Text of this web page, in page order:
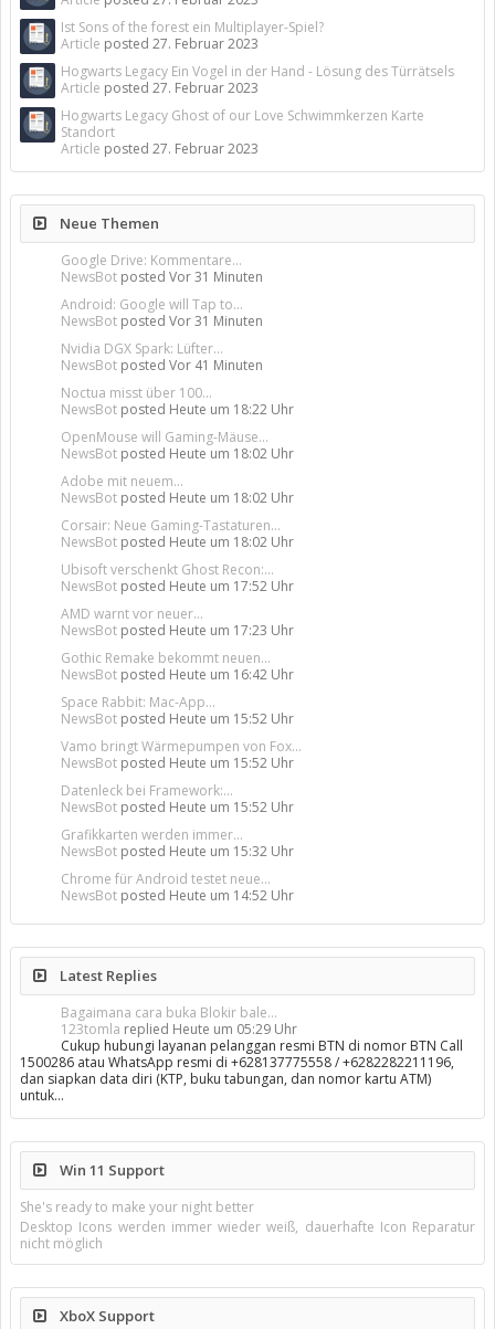
Ist Sons of the forest ein Multiplayer-Spiel?
Article posted 27. Februar 2023
Hogwarts Legacy Ein Vogel in der Hand - Lösung des Türrätsels
Article posted 27. Februar 2023
Hogwarts Legacy Ghost of our Love Schwimmkerzen Karte
Standort
Article posted 27. Februar 2023
Neue Themen
Google Drive: Kommentare...
NewsBot posted Vor 31 Minuten
Android: Google will Tap to...
NewsBot posted Vor 31 Minuten
Nvidia DGX Spark: Lüfter...
NewsBot posted Vor 41 Minuten
Noctua misst über 100...
NewsBot posted Heute um 18:22 Uhr
OpenMouse will Gaming-Mäuse...
NewsBot posted Heute um 18:02 Uhr
Adobe mit neuem...
NewsBot posted Heute um 18:02 Uhr
Corsair: Neue Gaming-Tastaturen...
NewsBot posted Heute um 18:02 Uhr
Ubisoft verschenkt Ghost Recon:...
NewsBot posted Heute um 17:52 Uhr
AMD warnt vor neuer...
NewsBot posted Heute um 17:23 Uhr
Gothic Remake bekommt neuen...
NewsBot posted Heute um 16:42 Uhr
Space Rabbit: Mac-App...
NewsBot posted Heute um 15:52 Uhr
Vamo bringt Wärmepumpen von Fox...
NewsBot posted Heute um 15:52 Uhr
Datenleck bei Framework:...
NewsBot posted Heute um 15:52 Uhr
Grafikkarten werden immer...
NewsBot posted Heute um 15:32 Uhr
Chrome für Android testet neue...
NewsBot posted Heute um 14:52 Uhr
Latest Replies
Bagaimana cara buka Blokir bale...
123tomla replied Heute um 05:29 Uhr
Cukup hubungi layanan pelanggan resmi BTN di nomor BTN Call
1500286 atau WhatsApp resmi di +628137775558 / +6282282211196,
dan siapkan data diri (KTP, buku tabungan, dan nomor kartu ATM)
untuk…
Win 11 Support
She's ready to make your night better
Desktop Icons werden immer wieder weiß, dauerhafte Icon Reparatur
nicht möglich
XboX Support